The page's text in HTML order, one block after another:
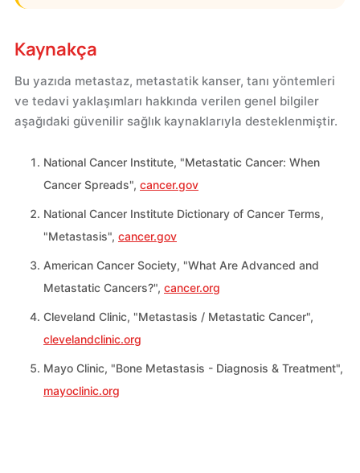
Kaynakça
Bu yazıda metastaz, metastatik kanser, tanı yöntemleri
ve tedavi yaklaşımları hakkında verilen genel bilgiler
aşağıdaki güvenilir sağlık kaynaklarıyla desteklenmiştir.
National Cancer Institute, "Metastatic Cancer: When
Cancer Spreads", cancer.gov
National Cancer Institute Dictionary of Cancer Terms,
"Metastasis", cancer.gov
American Cancer Society, "What Are Advanced and
Metastatic Cancers?", cancer.org
Cleveland Clinic, "Metastasis / Metastatic Cancer",
clevelandclinic.org
Mayo Clinic, "Bone Metastasis - Diagnosis & Treatment",
mayoclinic.org